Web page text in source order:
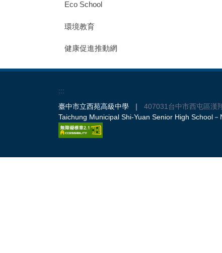
Eco School
環境教育
健康促進推動網
:::
臺中市立西苑高級中學 ｜ 407031台中市西屯區漢
Taichung Municipal Shi-Yuan Senior High School